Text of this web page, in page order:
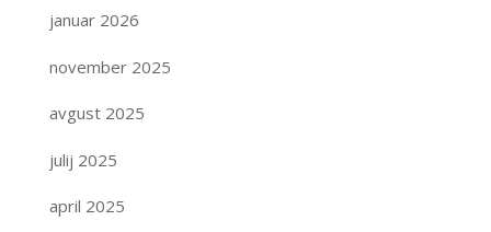
januar 2026
november 2025
avgust 2025
julij 2025
april 2025